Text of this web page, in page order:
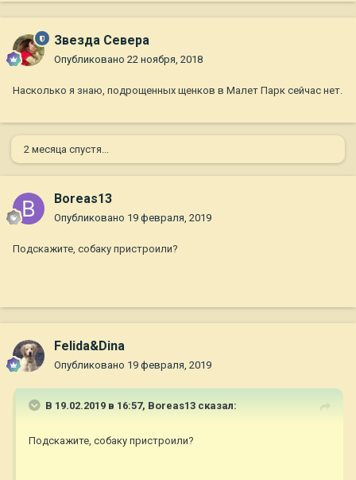
Звезда Севера
Опубликовано 22 ноября, 2018
Насколько я знаю, подрощенных щенков в Малет Парк сейчас нет.
2 месяца спустя...
Boreas13
Опубликовано 19 февраля, 2019
Подскажите, собаку пристроили?
Felida&Dina
Опубликовано 19 февраля, 2019
В 19.02.2019 в 16:57, Boreas13 сказал:
Подскажите, собаку пристроили?